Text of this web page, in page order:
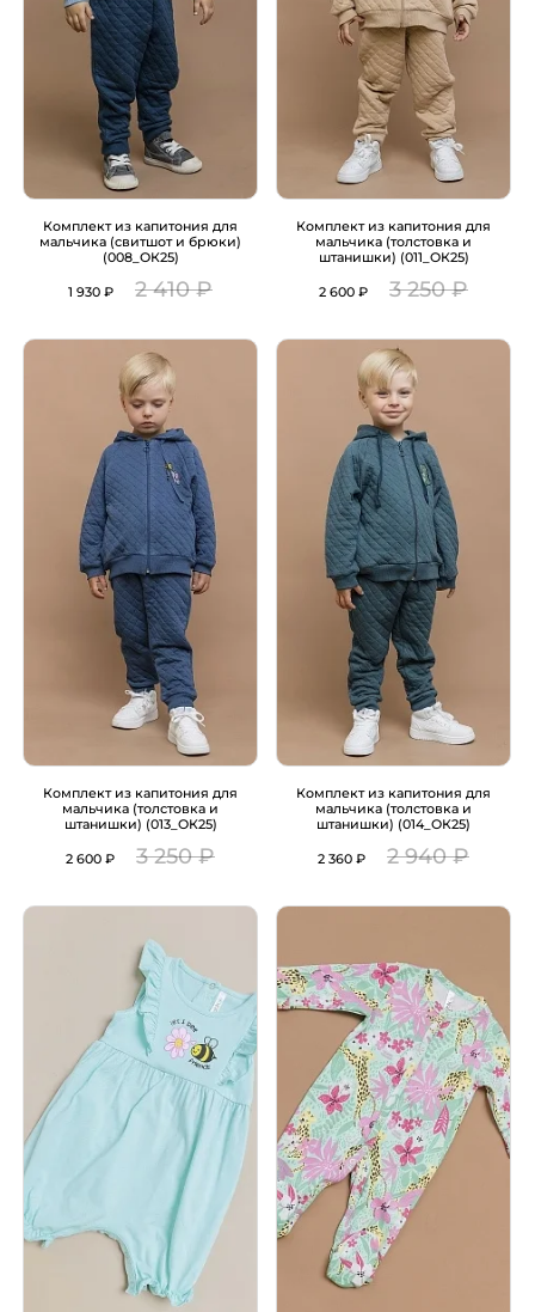
Комплект из капитония для
мальчика (свитшот и брюки)
(008_ОК25)
1 930 ₽ 2 410 ₽
Комплект из капитония для
мальчика (толстовка и
штанишки) (011_ОК25)
2 600 ₽ 3 250 ₽
Комплект из капитония для
мальчика (толстовка и
штанишки) (013_ОК25)
2 600 ₽ 3 250 ₽
Комплект из капитония для
мальчика (толстовка и
штанишки) (014_ОК25)
2 360 ₽ 2 940 ₽